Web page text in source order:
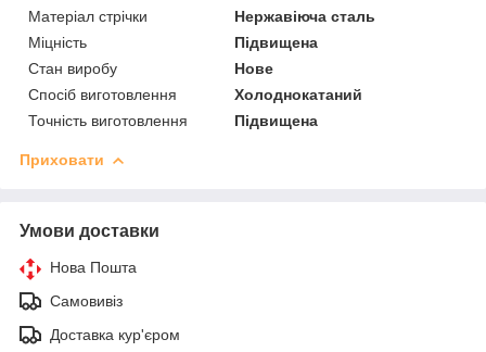
Матеріал стрічки
Нержавіюча сталь
Міцність
Підвищена
Стан виробу
Нове
Спосіб виготовлення
Холоднокатаний
Точність виготовлення
Підвищена
Приховати
Умови доставки
Нова Пошта
Самовивіз
Доставка кур'єром